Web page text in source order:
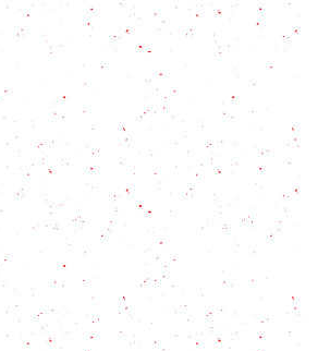
saborear
de Primavera: todos los trucos
revueltos perfectos: ¡Huevo,
como usarla y las 3 recetas para